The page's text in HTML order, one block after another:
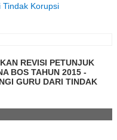
Korupsi
REVISI PETUNJUK
BOS TAHUN 2015 -
GURU DARI TINDAK